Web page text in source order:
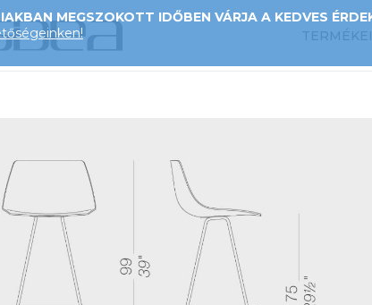
MEGSZOKOTT IDŐBEN VÁRJA A KEDVES